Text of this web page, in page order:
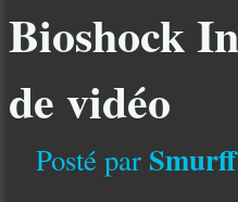
Bioshock
de vidéo
Posté par Smurff